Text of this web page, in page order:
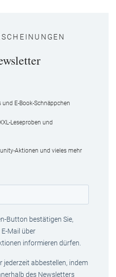
E-Book-Schnäppchen
Leseproben und
Aktionen und vieles mehr
Button bestätigen Sie,
Mail über
informieren dürfen.
jederzeit abbestellen, indem
des Newsletters